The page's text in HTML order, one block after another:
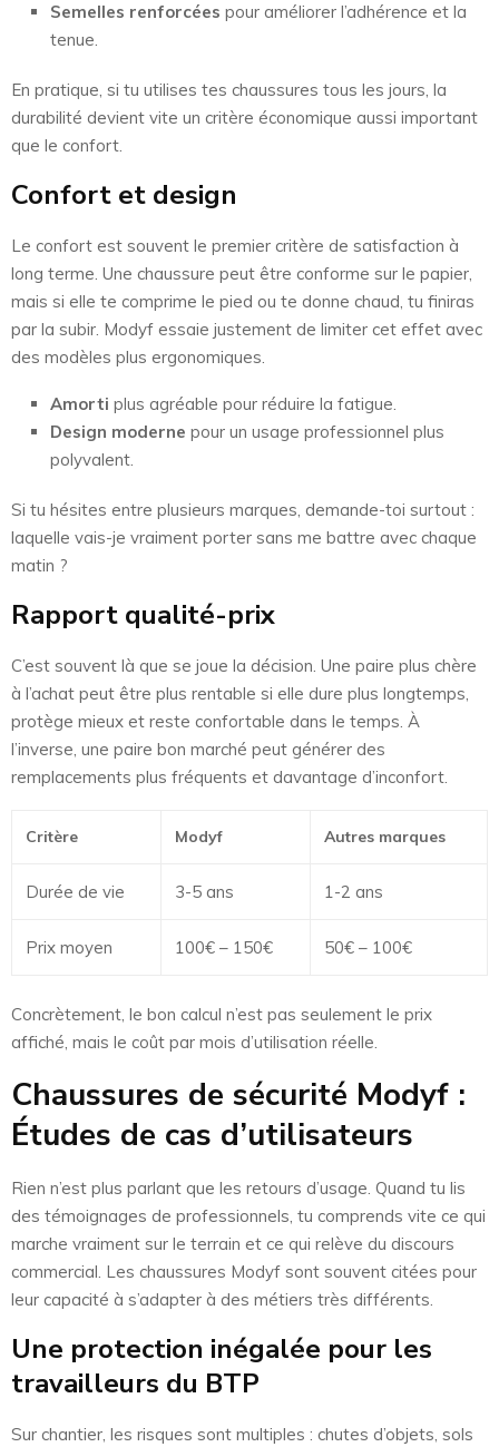
Semelles renforcées pour améliorer l’adhérence et la
tenue.
En pratique, si tu utilises tes chaussures tous les jours, la
durabilité devient vite un critère économique aussi important
que le confort.
Confort et design
Le confort est souvent le premier critère de satisfaction à
long terme. Une chaussure peut être conforme sur le papier,
mais si elle te comprime le pied ou te donne chaud, tu finiras
par la subir. Modyf essaie justement de limiter cet effet avec
des modèles plus ergonomiques.
Amorti plus agréable pour réduire la fatigue.
Design moderne pour un usage professionnel plus
polyvalent.
Si tu hésites entre plusieurs marques, demande-toi surtout :
laquelle vais-je vraiment porter sans me battre avec chaque
matin ?
Rapport qualité-prix
C’est souvent là que se joue la décision. Une paire plus chère
à l’achat peut être plus rentable si elle dure plus longtemps,
protège mieux et reste confortable dans le temps. À
l’inverse, une paire bon marché peut générer des
remplacements plus fréquents et davantage d’inconfort.
Critère Modyf Autres marques
Durée de vie 3-5 ans 1-2 ans
Prix moyen 100€ – 150€ 50€ – 100€
Concrètement, le bon calcul n’est pas seulement le prix
affiché, mais le coût par mois d’utilisation réelle.
Chaussures de sécurité Modyf :
Études de cas d’utilisateurs
Rien n’est plus parlant que les retours d’usage. Quand tu lis
des témoignages de professionnels, tu comprends vite ce qui
marche vraiment sur le terrain et ce qui relève du discours
commercial. Les chaussures Modyf sont souvent citées pour
leur capacité à s’adapter à des métiers très différents.
Une protection inégalée pour les
travailleurs du BTP
Sur chantier, les risques sont multiples : chutes d’objets, sols